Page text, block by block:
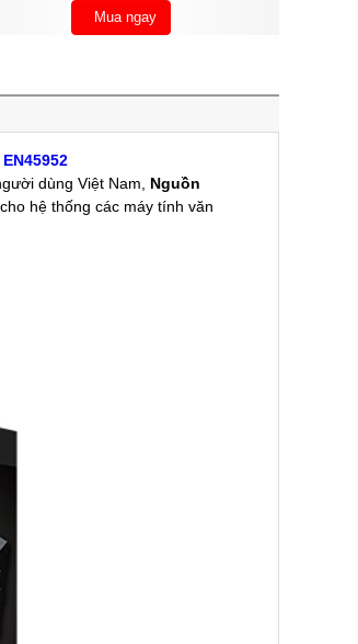
Mua ngay
dùng Việt Nam, Nguồn
hệ thống các máy tính văn